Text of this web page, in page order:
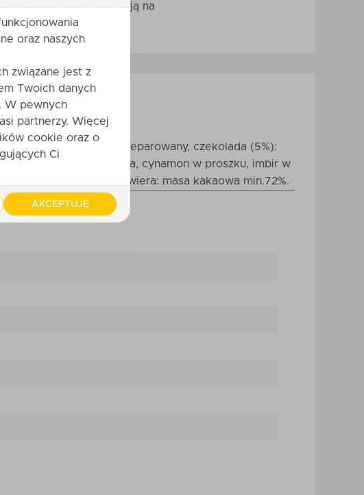
które polegają na
ziarna SEZAMU, ryż preparowany, czekolada (5%):
żurawina suszona, cynamon w proszku, imbir w
Czekolada zawiera: masa kakaowa min.72%.
oraz naszych
związane jest z
Twoich danych
W pewnych
partnerzy. Więcej
cookie oraz o
Ci
AKCEPTUJĘ